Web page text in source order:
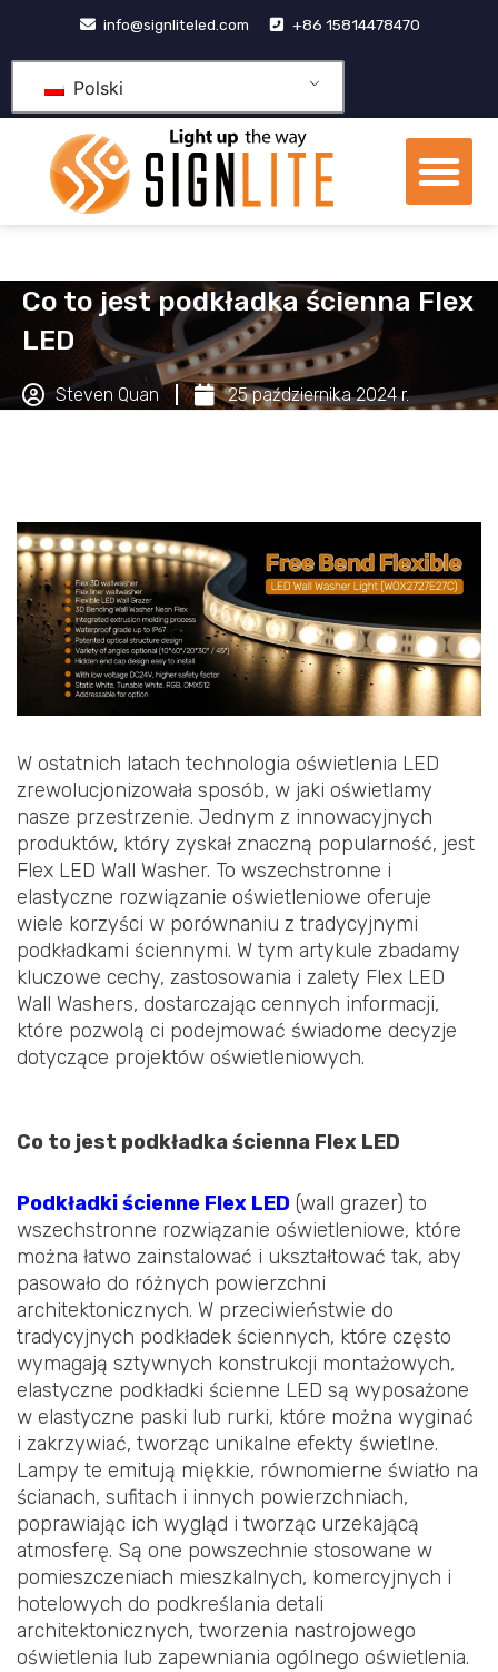
treści
info@signliteled.com +86 15814478470
Polski
Co to jest podkładka ścienna Flex
LED
Steven Quan 25 października 2024 r.
W ostatnich latach technologia oświetlenia LED
zrewolucjonizowała sposób, w jaki oświetlamy
nasze przestrzenie. Jednym z innowacyjnych
produktów, który zyskał znaczną popularność, jest
Flex LED Wall Washer. To wszechstronne i
elastyczne rozwiązanie oświetleniowe oferuje
wiele korzyści w porównaniu z tradycyjnymi
podkładkami ściennymi. W tym artykule zbadamy
kluczowe cechy, zastosowania i zalety Flex LED
Wall Washers, dostarczając cennych informacji,
które pozwolą ci podejmować świadome decyzje
dotyczące projektów oświetleniowych.
Co to jest podkładka ścienna Flex LED
Podkładki ścienne Flex LED (wall grazer) to
wszechstronne rozwiązanie oświetleniowe, które
można łatwo zainstalować i ukształtować tak, aby
pasowało do różnych powierzchni
architektonicznych. W przeciwieństwie do
tradycyjnych podkładek ściennych, które często
wymagają sztywnych konstrukcji montażowych,
elastyczne podkładki ścienne LED są wyposażone
w elastyczne paski lub rurki, które można wyginać
i zakrzywiać, tworząc unikalne efekty świetlne.
Lampy te emitują miękkie, równomierne światło na
ścianach, sufitach i innych powierzchniach,
poprawiając ich wygląd i tworząc urzekającą
atmosferę. Są one powszechnie stosowane w
pomieszczeniach mieszkalnych, komercyjnych i
hotelowych do podkreślania detali
architektonicznych, tworzenia nastrojowego
oświetlenia lub zapewniania ogólnego oświetlenia.